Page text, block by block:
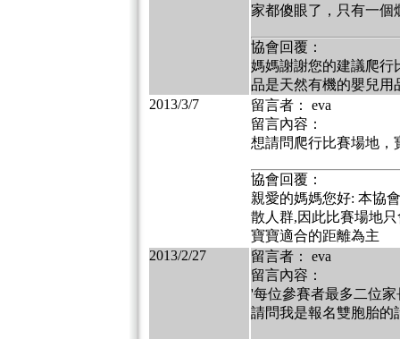
家都傻眼了，只有一個
協會回覆：
媽媽謝謝您的建議爬行
品是天然有機的嬰兒用
2013/3/7
留言者： eva
留言內容：
想請問爬行比賽場地，
協會回覆：
親愛的媽媽您好: 本協
散人群,因此比賽場地
寶寶適合的距離為主
2013/2/27
留言者： eva
留言內容：
'每位參賽者最多二位
請問我是報名雙胞胎的